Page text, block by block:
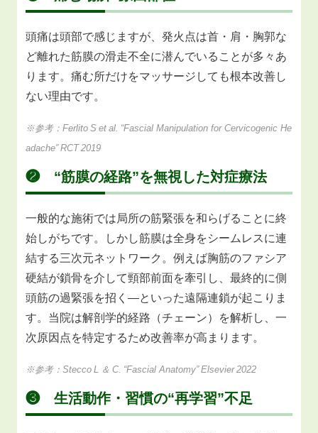
頭痛は頭部で感じますが、発火点は首・肩・胸郭な
ど離れた筋膜の滑走不全に潜んでいることが多々あ
ります。痛む所だけをマッサージしても根本改善し
ない理由です。
※参考：Ferlito S et al. “Fascial Manipulation for Cervicogenic He
adache” RCT 2019
❷ “筋膜の経路”を無視した対症療法
一般的な施術では局所の筋緊張を和らげることに終
始しがちです。しかし筋膜は全身をシームレスに連
結する三次元ネットワーク。例えば胸筋のファシア
硬結が鎖骨を介して頸部前面を牽引し、最終的に側
頭筋の過緊張を招く―といった遠隔連鎖が起こりま
す。当院は解剖学的経路（チェーン）を解析し、一
次原因点を特定するため改善率が高まります。
※参考：Stecco L ＆ C. “Fascial Anatomy” Elsevier 2022
❸ 生活動作・習慣の“再学習”不足